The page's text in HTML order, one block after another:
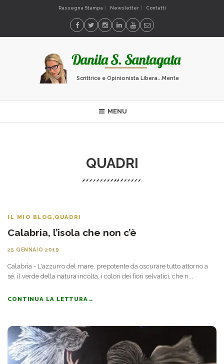
Rassegna Stampa Newsletter Contatti
Scrittrice e Opinionista Libera...Mente
MENU
QUADRI
IL MIO BLOG ,QUADRI
Calabria, l’isola che non c’è
25 GENNAIO 2019
Calabria - L'azzurro del mare, prepotente da oscurare tutto attorno a
sé, il verde della natura incolta, i colori dei fiori selvatici, che n...
CONTINUA LA LETTURA →